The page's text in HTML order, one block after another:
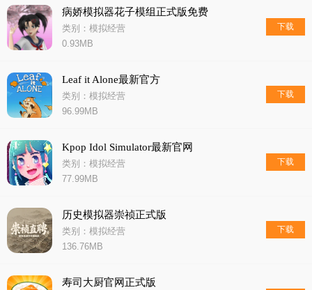
病娇模拟器花子模组正式版免费
类别：模拟经营
0.93MB
下载
Leaf it Alone最新官方
类别：模拟经营
96.99MB
下载
Kpop Idol Simulator最新官网
类别：模拟经营
77.99MB
下载
历史模拟器崇祯正式版
类别：模拟经营
136.76MB
下载
寿司大厨官网正式版